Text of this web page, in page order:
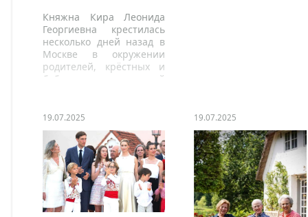
Княжна Кира Леонида
Георгиевна крестилась
несколько дней назад в
Москве в окружении
родителей, крёстных и
бабушки, великой
19.07.2025 19.07.2025